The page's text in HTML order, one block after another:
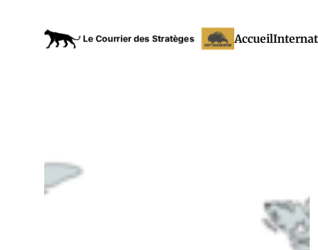
Accueil